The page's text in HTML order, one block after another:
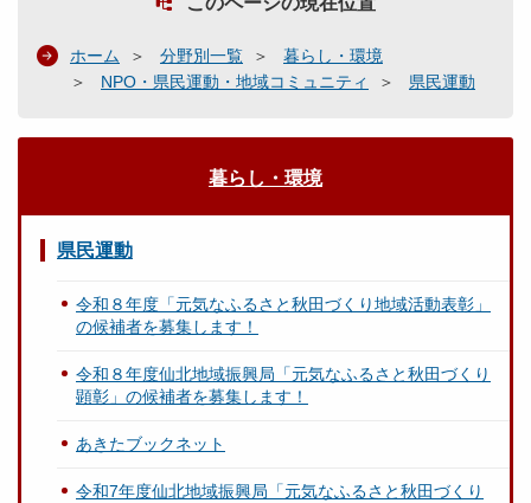
ホーム 分野別一覧
暮らし・環境
NPO・県民運動・地域コミュニティ
県民運動
暮らし・環境
県民運動
令和８年度「元気なふるさと秋田づくり地域活動表彰」
の候補者を募集します！
令和８年度仙北地域振興局「元気なふるさと秋田づくり
顕彰」の候補者を募集します！
あきたブックネット
令和7年度仙北地域振興局「元気なふるさと秋田づくり